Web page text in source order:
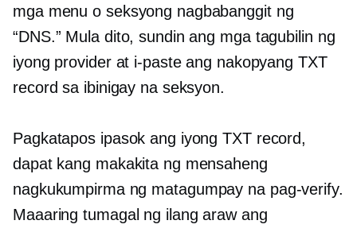
mga menu o seksyong nagbabanggit ng
“DNS.” Mula dito, sundin ang mga tagubilin ng
iyong provider at i-paste ang nakopyang TXT
record sa ibinigay na seksyon.
Pagkatapos ipasok ang iyong TXT record,
dapat kang makakita ng mensaheng
nagkukumpirma ng matagumpay na pag-verify.
Maaaring tumagal ng ilang araw ang